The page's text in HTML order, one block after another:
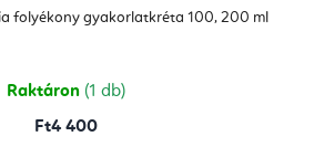
folyékony gyakorlatkréta 100, 200 ml
Raktáron (1 db)
Ft4 400